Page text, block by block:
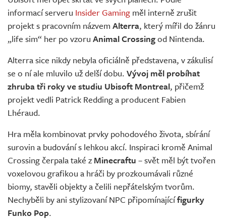
Živě
informací serveru Insider Gaming měl interně zrušit
projekt s pracovním názvem Alterra, který mířil do žánru
„life sim“ her po vzoru Animal Crossingod Nintenda.
Alterra sice nikdy nebyla oficiálně představena, v zákulisí
se o ní ale mluvilo už delší dobu. Vývoj měl probíhat
zhruba tři roky ve studiu Ubisoft Montreal, přičemž
projekt vedli Patrick Redding a producent Fabien
Lhéraud.
Hra měla kombinovat prvky pohodového života, sbírání
surovin a budování s lehkou akcí. Inspiraci kromě Animal
Crossing čerpala také z Minecraftu – svět měl být tvořen
voxelovou grafikou a hráči by prozkoumávali různé
biomy, stavěli objekty a čelili nepřátelským tvorům.
Nechyběli by ani stylizovaní NPC připomínajícífigurky
Funko Pop.